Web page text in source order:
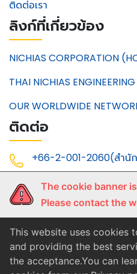
ติดต่อเรา
ลิงก์ที่เกี่ยวข้อง
NICHIAS CORPORATION
THAI NICHIAS
OUR WORLDWIDE
ติดต่อ
+66-2-001-2060(สำนั
+66-3-868-2390(ระย
+66-2001-2062
+66-38-682-391
The cookie banner
Please contact the
This website uses cookies
and providing the best
the acceptance.You can